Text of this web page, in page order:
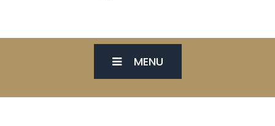
MENU